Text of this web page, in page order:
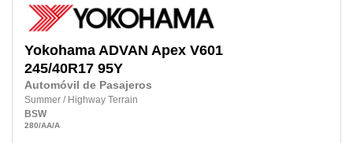
Yokohama ADVAN Apex V601
245/40R17 95Y
Automóvil de Pasajeros
Summer / Highway Terrain
BSW
280/AA/A